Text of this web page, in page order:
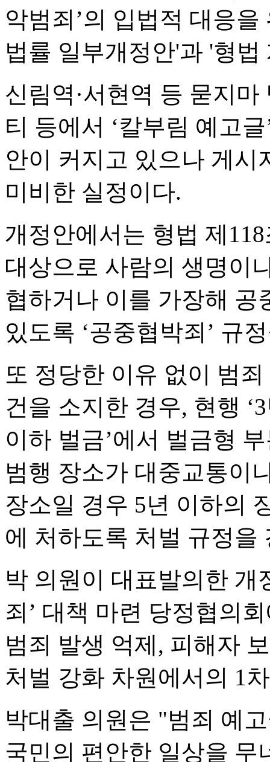
악범죄’의 입법적 대응
법률 일부개정안'과 '형
신림역·서현역 등 묻지
티 등에서 ‘칼부림 예고
안이 커지고 있으나 게
미비한 실정이다.
개정안에서는 형법 제
대상으로 사람의 생명이
협하거나 이를 가장해 공
있도록 ‘공중협박죄’ 규
또 정당한 이유 없이 범
건을 소지한 경우, 현행
이하 벌금’에서 벌금형
범행 장소가 대중교통이
장소일 경우 5년 이하의
에 처하도록 처벌 규정을
박 의원이 대표발의한 개
죄’ 대책 마련 당정협의
범죄 발생 억제, 피해자
처벌 강화 차원에서의 1
박대출 의원은 "범죄 예
국민의 편안한 일상을 무